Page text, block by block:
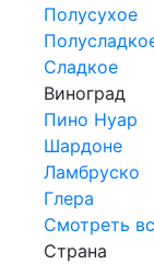
Полусухое
Сладкое
Виноград
Пино Нуар
Шардоне
Ламбруско
Глера
Смотреть
Страна